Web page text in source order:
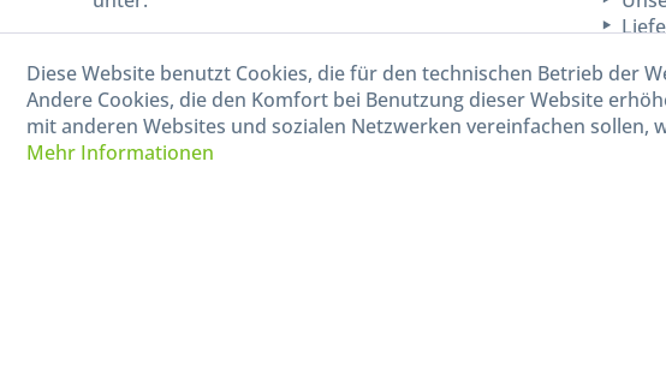
040-880 99 770
Mo-Fr, 09:00 - 15:00 Uhr
Diese Website benutzt Cookies, die für den technischen Betrieb der
Andere Cookies, die den Komfort bei Benutzung dieser Website
mit anderen Websites und sozialen Netzwerken vereinfachen
Mehr Informationen